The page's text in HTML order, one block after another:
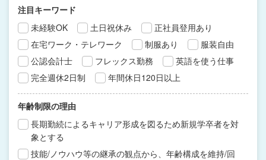
注目キーワード
未経験OK
土日祝休み
正社員登用あり
在宅ワーク・テレワーク
制服あり
服装自由
公認会計士
フレックス勤務
英語を使う仕事
完全週休2日制
年間休日120日以上
年齢制限の理由
長期勤続によるキャリア形成を図るため新規学卒者を対
象とする
技能/ノウハウ等の継承の観点から、年齢構成を維持/回